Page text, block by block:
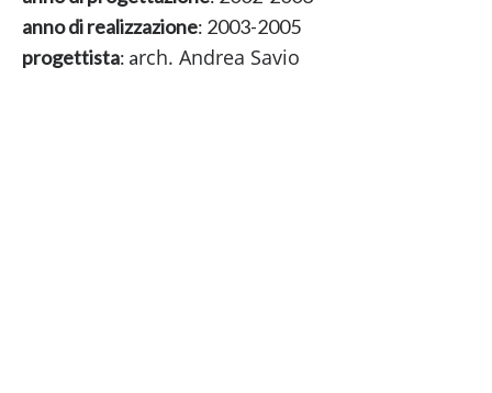
anno di realizzazione: 2003-2005
progettista: arch. Andrea Savio